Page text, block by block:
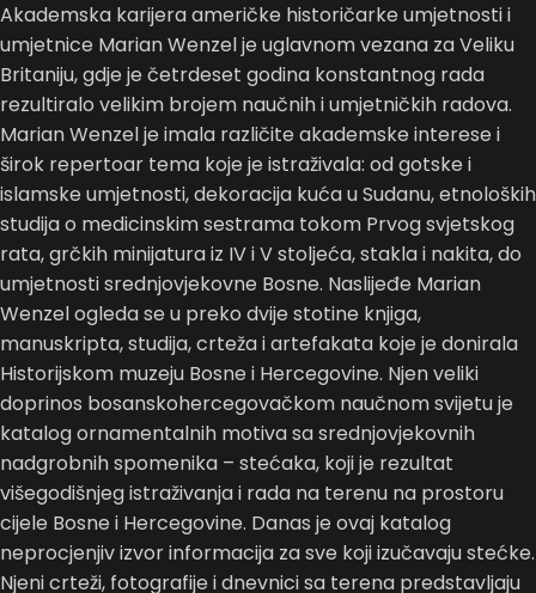
Akademska karijera američke historičarke umjetnosti i
umjetnice Marian Wenzel je uglavnom vezana za Veliku
Britaniju, gdje je četrdeset godina konstantnog rada
rezultiralo velikim brojem naučnih i umjetničkih radova.
Marian Wenzel je imala različite akademske interese i
širok repertoar tema koje je istraživala: od gotske i
islamske umjetnosti, dekoracija kuća u Sudanu, etnoloških
studija o medicinskim sestrama tokom Prvog svjetskog
rata, grčkih minijatura iz IV i V stoljeća, stakla i nakita, do
umjetnosti srednjovjekovne Bosne. Naslijeđe Marian
Wenzel ogleda se u preko dvije stotine knjiga,
manuskripta, studija, crteža i artefakata koje je donirala
Historijskom muzeju Bosne i Hercegovine. Njen veliki
doprinos bosanskohercegovačkom naučnom svijetu je
katalog ornamentalnih motiva sa srednjovjekovnih
nadgrobnih spomenika – stećaka, koji je rezultat
višegodišnjeg istraživanja i rada na terenu na prostoru
cijele Bosne i Hercegovine. Danas je ovaj katalog
neprocjenjiv izvor informacija za sve koji izučavaju stećke.
Njeni crteži, fotografije i dnevnici sa terena predstavljaju